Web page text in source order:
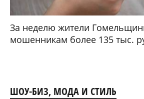
За неделю жители
мошенникам более 135 тыс.
ШОУ-БИЗ, МОДА И СТИЛЬ